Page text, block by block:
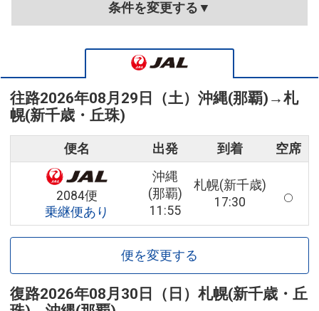
条件を変更する▼
往路2026年08月29日（土） 沖縄(那覇) →札
幌(新千歳・丘珠)
便名 出発 到着 空席
2084便
乗継便あり
沖縄
(那覇)
11:55
札幌(新千歳)
17:30
便を変更する
復路2026年08月30日（日） 札幌(新千歳・丘